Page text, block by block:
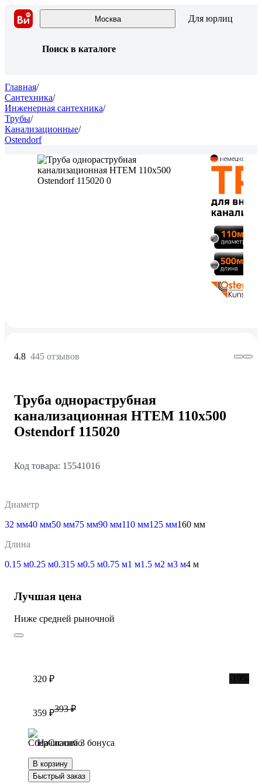
Москва Для юрлиц
Поиск в каталоге
Главная/
Сантехника/
Инженерная сантехника/
Трубы/
Канализационные/
Ostendorf
4.8 445 отзывов
Труба однораструбная
канализационная HTEM 110х500
Ostendorf 115020
Код товара: 15541016
Диаметр
32 мм40 мм50 мм75 мм90 мм110 мм125 мм160 мм
Длина
0.15 м0.25 м0.315 м0.5 м0.75 м1 м1.5 м2 м3 м4 м
Лучшая цена
Ниже средней рыночной
320 ₽
359 ₽393 ₽
Начислим 3 бонуса
В корзину
Быстрый заказ